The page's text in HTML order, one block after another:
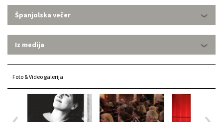
Španjolska večer
Iz medija
Foto & Video galerija